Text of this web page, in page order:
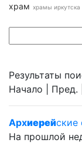
храм храмы иркутска
Результаты
Начало | Пред. |
Архиерейские
На прошлой